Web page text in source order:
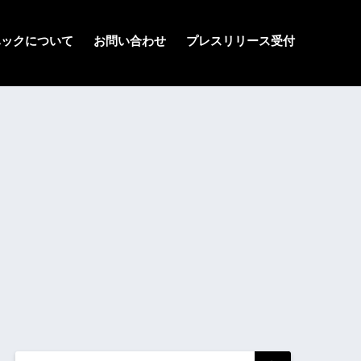
クについて お問い合わせ プレスリリース受付